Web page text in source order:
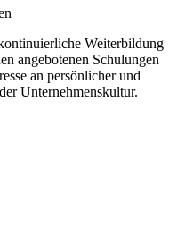
Weiterbildung
angebotenen Schulungen
an persönlicher und
Unternehmenskultur.